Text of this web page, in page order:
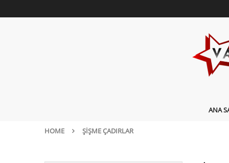
ANA
HOME ŞIŞME ÇADIRLAR